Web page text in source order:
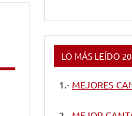
LO MÁS LEÍDO
1.- MEJORES